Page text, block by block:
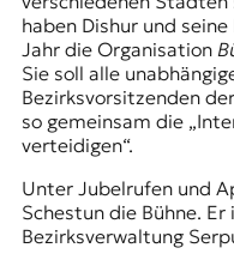
haben Dishur und
Jahr die Organisation
Sie soll alle
Bezirksvorsitzenden
so gemeinsam die
verteidigen“.
Unter Jubelrufen und
Schestun die Bühne.
Bezirksverwaltung